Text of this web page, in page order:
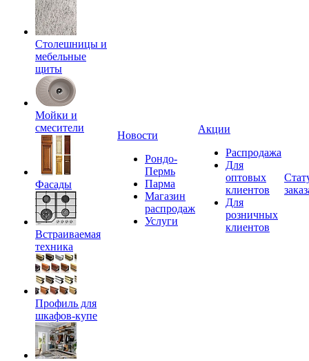
Столешницы и
мебельные
щиты
Мойки и
смесители
Фасады
Встраиваемая
техника
Профиль для
шкафов-купе
Новости
Рондо-
Пермь
Парма
Магазин
распродаж
Услуги
Акции
Распродажа
Для
оптовых
клиентов
Для
розничных
клиентов